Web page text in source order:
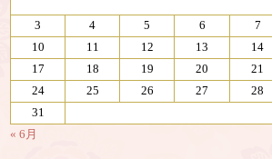
3
4 5 6 7
10
11 12 13 14
17
18 19 20 21
24
25 26 27 28
31
« 6月